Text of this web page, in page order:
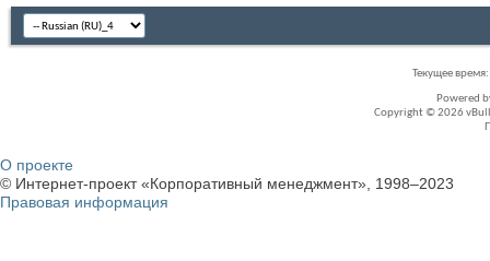
Текущее время:
Powered
Copyright © 2026
О проекте
© Интернет-проект «Корпоративный менеджмент», 1998–2023
Правовая информация